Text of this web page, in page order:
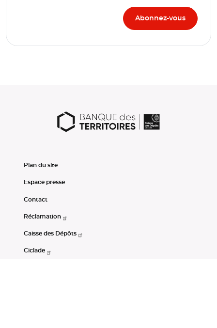
Plan du site
Espace presse
Contact
Réclamation
Caisse des Dépôts
Ciclade